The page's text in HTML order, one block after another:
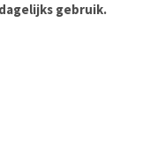
gebruik.